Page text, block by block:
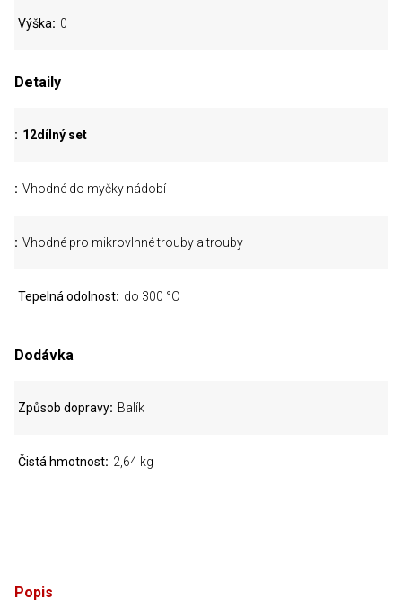
Popis
Výška 0
Detaily
12dílný set
Vhodné do myčky nádobí
Vhodné pro mikrovlnné trouby a trouby
Tepelná odolnost do 300 °C
Dodávka
Způsob dopravy Balík
Čistá hmotnost 2,64 kg